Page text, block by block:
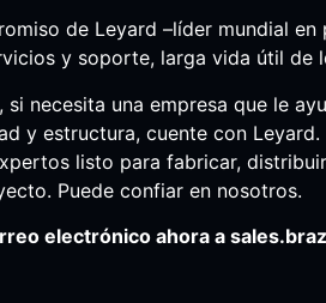
de Leyard –líder mundial
y soporte, larga vida útil de
si necesita una empresa que le
y estructura, cuente con
listo para fabricar,
Puede confiar en nosotros.
electrónico ahora a